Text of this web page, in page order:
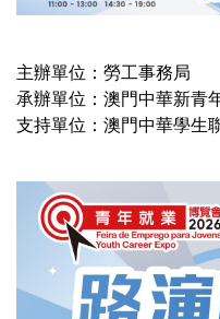
主辦單位：勞工事務局
承辦單位：澳門中華新青
支持單位：澳門中華學生